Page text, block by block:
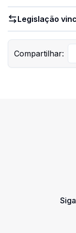
Legislação
Compartilhar: